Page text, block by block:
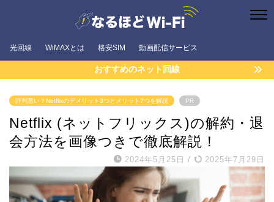
光回線 WiMAXとは 格安SIM 動画配信サービス
おすすめのネット回線
評判悪い？Netflixのデメリット3つとメリット7つを解説 PR
Netflix (ネットフリックス)の解約・退
会方法を画像つきで徹底解説！
2024年5月25日 / 2025年7月29日